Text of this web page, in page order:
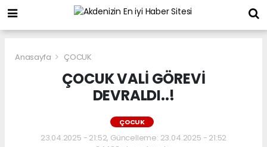
Anasayfa ÇOCUK
ÇOCUK VALİ GÖREVİ
DEVRALDI..!
ÇOCUK
23.04.2025 - 21:52, Güncelleme: 23.04.2025 - 21:52